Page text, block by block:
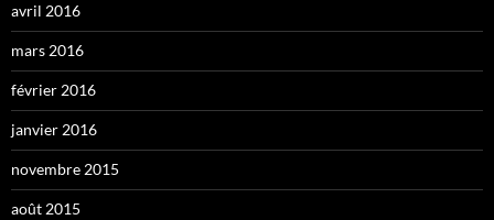
avril 2016
mars 2016
février 2016
janvier 2016
novembre 2015
août 2015